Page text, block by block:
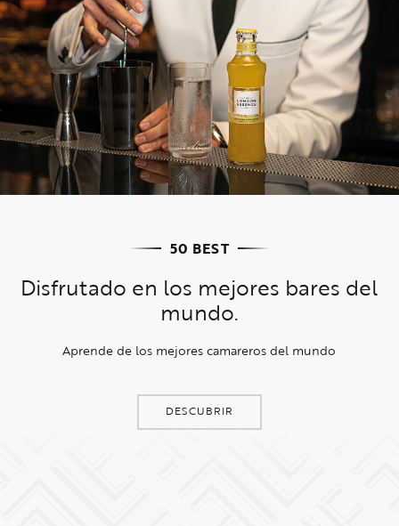
50 BEST
Disfrutado en los mejores bares del
mundo.
Aprende de los mejores camareros del mundo
DESCUBRIR